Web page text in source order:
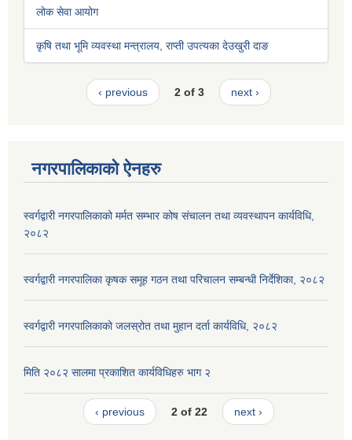
लोक सेवा आयोग
कृषि तथा भूमि व्यवस्था मन्त्रालय, राप्ती उपत्यका देउखुरी दाङ
‹ previous 2 of 3 next ›
नगरपालिकाको ऐनहरु
स्वर्गद्वारी नगरपालिकाको मर्मत सम्भार कोष संचालन तथा व्यवस्थापन कार्यविधि,
२०८२
स्वर्गद्वारी नगरपालिका कृषक समूह गठन तथा परिचालन सम्बन्धी निर्देशिका, २०८२
स्वर्गद्वारी नगरपालिकाको जलस्रोत तथा मुहान दर्ता कार्यविधि, २०८२
मिति २०८२ सालमा प्रकाशित कार्यविधिहरु भाग २
‹ previous 2 of 22 next ›